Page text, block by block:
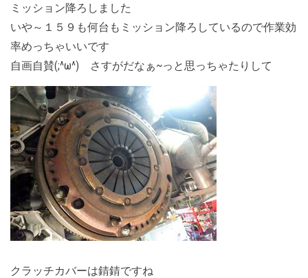
ミッション降ろしました
いや～１５９も何台もミッション降ろしているので作業効
率めっちゃいいです
自画自賛(;^ω^) さすがだなぁ~っと思っちゃたりして
クラッチカバーは錆錆ですね